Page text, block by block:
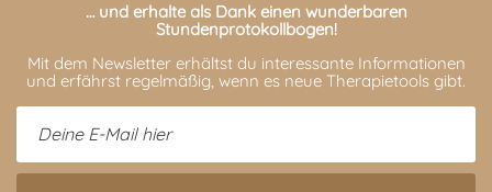
… und erhalte als Dank einen wunderbaren
Stundenprotokollbogen!
Mit dem Newsletter erhältst du interessante Informationen
und erfährst regelmäßig, wenn es neue Therapietools gibt.